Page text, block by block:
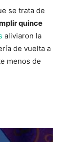
se trata de
quince
aliviaron la
de vuelta a
menos de